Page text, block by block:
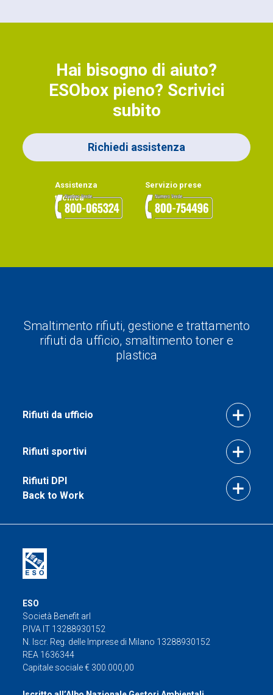
Hai bisogno di aiuto?
ESObox pieno? Scrivici
subito
Richiedi assistenza
Assistenza
tecnica
Servizio prese
Smaltimento rifiuti, gestione e trattamento
rifiuti da ufficio, smaltimento toner e
plastica
Rifiuti da ufficio
Rifiuti sportivi
Rifiuti DPI
Back to Work
ESO
Società Benefit arl
P.IVA IT 13288930152
N. Iscr. Reg. delle Imprese di Milano 13288930152
REA 1636344
Capitale sociale € 300.000,00